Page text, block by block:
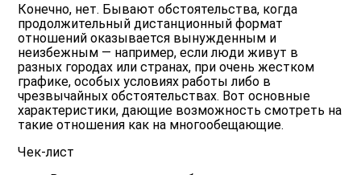
Конечно, нет. Бывают обстоятельства, когда
продолжительный дистанционный формат
отношений оказывается вынужденным и
неизбежным — например, если люди живут в
разных городах или странах, при очень жестком
графике, особых условиях работы либо в
чрезвычайных обстоятельствах. Вот основные
характеристики, дающие возможность смотреть на
такие отношения как на многообещающие.
Чек-лист